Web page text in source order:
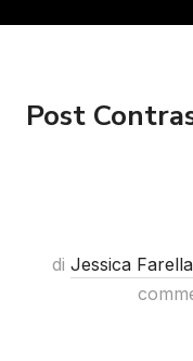
Post
di Jessica Farella